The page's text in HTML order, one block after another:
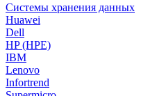
Системы хранения данных
Huawei
Dell
HP (HPE)
IBM
Lenovo
Infortrend